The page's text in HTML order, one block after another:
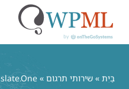
בַּיִת » שירותי תרגום » Translate.One